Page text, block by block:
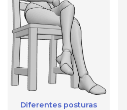
Diferentes posturas